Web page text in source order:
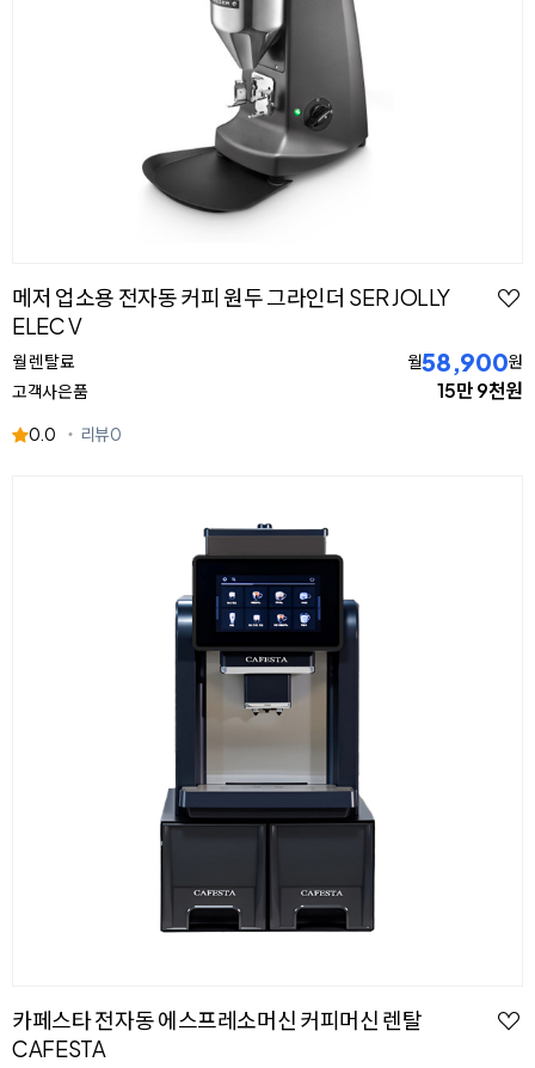
메저 업소용 전자동 커피 원두 그라인더 SER JOLLY
ELEC V
월 렌탈료 월58,900원
고객사은품
15만 9천원
0.0 리뷰0
카페스타 전자동 에스프레소머신 커피머신 렌탈
CAFESTA